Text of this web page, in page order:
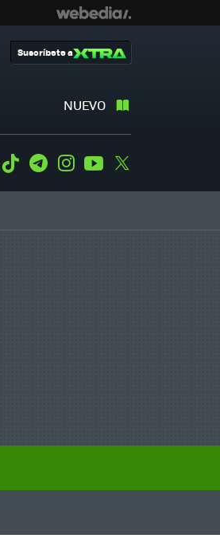
NUEVO
Suscríbete a
WhatsApp
Tiktok TelegramInstagramYoutube